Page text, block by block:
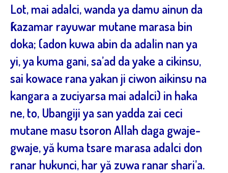
Lot, mai adalci, wanda ya damu ainun da
ƙazamar rayuwar mutane marasa bin
doka; (adon kuwa abin da adalin nan ya
yi, ya kuma gani, sa’ad da yake a cikinsu,
sai kowace rana yakan ji ciwon aikinsu na
kangara a zuciyarsa mai adalci) in haka
ne, to, Ubangiji ya san yadda zai ceci
mutane masu tsoron Allah daga gwaje-
gwaje, yă kuma tsare marasa adalci don
ranar hukunci, har yă zuwa ranar shari’a.